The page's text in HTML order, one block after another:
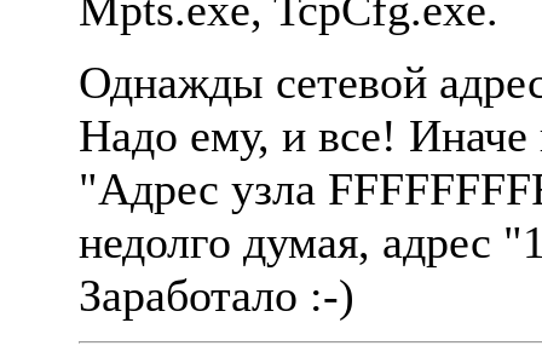
Однажды сетевой
Hадо ему, и все! Иначе
"Адрес узла
недолго думая, адрес
Заработало :-)